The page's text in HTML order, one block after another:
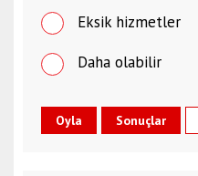
Eksik hizmetler
Daha olabilir